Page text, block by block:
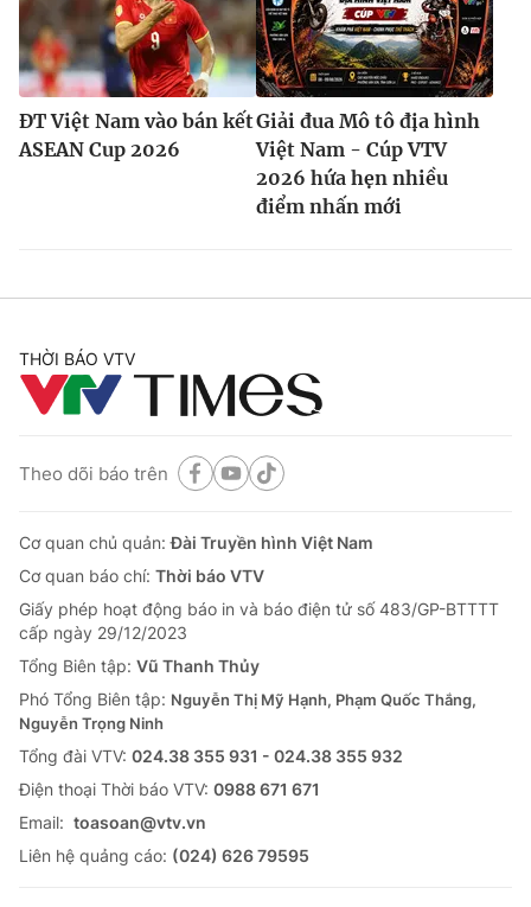
ĐT Việt Nam vào bán kết
ASEAN Cup 2026
Giải đua Mô tô địa hình
Việt Nam - Cúp VTV
2026 hứa hẹn nhiều
điểm nhấn mới
THỜI BÁO VTV
Theo dõi báo trên
Cơ quan chủ quản:Đài Truyền hình Việt Nam
Cơ quan báo chí: Thời báo VTV
Giấy phép hoạt động báo in và báo điện tử số 483/GP-BTTTT
cấp ngày 29/12/2023
Tổng Biên tập: Vũ Thanh Thủy
Phó Tổng Biên tập: Nguyễn Thị Mỹ Hạnh, Phạm Quốc Thắng,
Nguyễn Trọng Ninh
Tổng đài VTV: 024.38 355 931 - 024.38 355 932
Ðiện thoại Thời báo VTV: 0988 671 671
Email: toasoan@vtv.vn
Liên hệ quảng cáo: (024) 626 79595